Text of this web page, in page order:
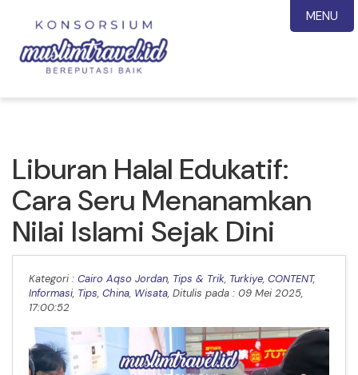
Liburan Halal Edukatif:
Cara Seru Menanamkan
Nilai Islami Sejak Dini
Kategori : Cairo Aqso Jordan, Tips & Trik, Turkiye, CONTENT,
Informasi, Tips, China, Wisata, Ditulis pada : 09 Mei 2025,
17:00:52
MENU